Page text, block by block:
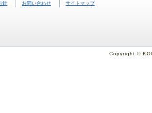
針 お問い合わせ サイトマップ
Copyright ©